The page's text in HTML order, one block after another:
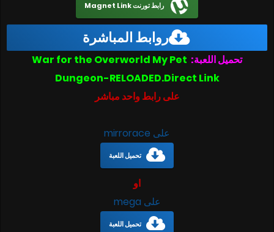
رابط تورنت Magnet Link
روابط المباشرة
تحميل اللعبة: War for the Overworld My Pet
Dungeon-RELOADED.Direct Link
على رابط واحد مباشر
على mirrorace
تحميل اللعبة
او
على mega
تحميل اللعبة